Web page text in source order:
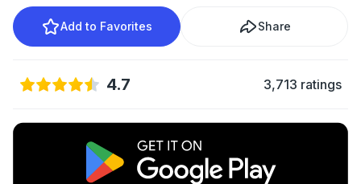
Add to Favorites Share
4.7 3,713 ratings